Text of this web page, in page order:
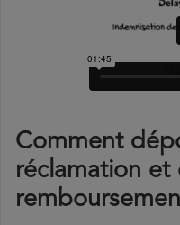
Comment
réclamation et